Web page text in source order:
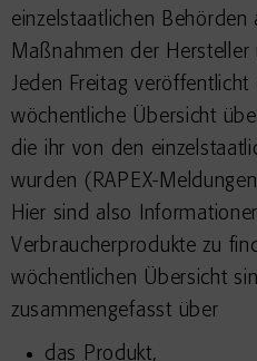
einzelstaatlichen Behörden
Maßnahmen der Hersteller
Jeden Freitag
wöchentliche Übersicht
die ihr von den
wurden (RAPEX-
Hier sind also
Verbraucherprodukte zu
wöchentlichen Übersicht
zusammengefasst über
das Produkt,